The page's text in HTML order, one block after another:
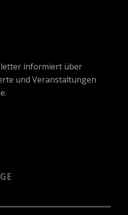
informiert über
und Veranstaltungen